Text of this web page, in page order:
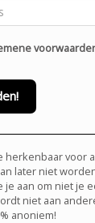
herkenbaar voor
later niet
aan om niet je
niet aan
anoniem!